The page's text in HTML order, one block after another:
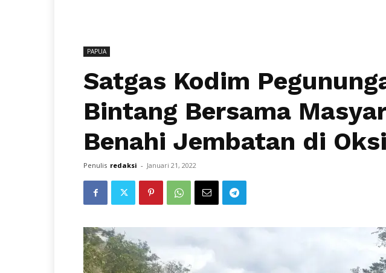
PAPUA
Satgas Kodim
Bintang Bersama
Benahi Jembatan di
Penulis redaksi - Januari 21, 2022